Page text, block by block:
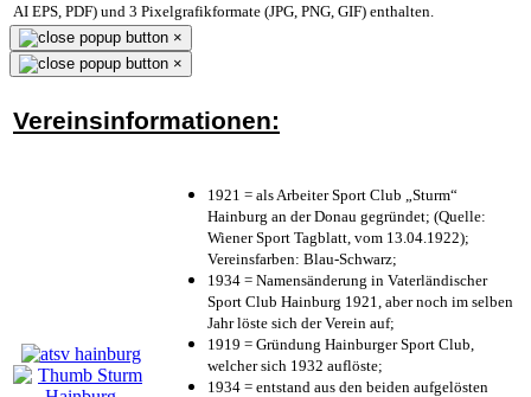
AI EPS, PDF) und 3 Pixelgrafikformate (JPG, PNG, GIF) enthalten.
×
×
Vereinsinformationen:
1921 = als Arbeiter Sport Club „Sturm“
Hainburg an der Donau gegründet; (Quelle:
Wiener Sport Tagblatt, vom 13.04.1922);
Vereinsfarben: Blau-Schwarz;
1934 = Namensänderung in Vaterländischer
Sport Club Hainburg 1921, aber noch im selben
Jahr löste sich der Verein auf;
1919 = Gründung Hainburger Sport Club,
welcher sich 1932 auflöste;
1934 = entstand aus den beiden aufgelösten